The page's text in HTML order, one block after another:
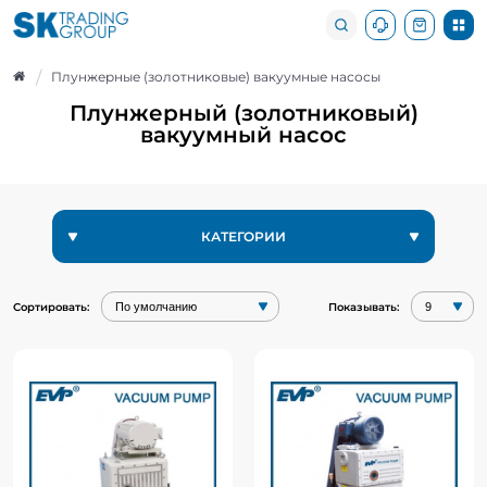
Плунжерные (золотниковые) вакуумные насосы
Плунжерный (золотниковый)
вакуумный насос
КАТЕГОРИИ
Сортировать: Показывать:
Вводная замена стоксов
212H и 412H
Плунжерный насос серии
2Н
Преимущества моделей серии
насосов 2H: 2H30, 2H50, 2H70, 2H120,
2H150: 1) Низкое..